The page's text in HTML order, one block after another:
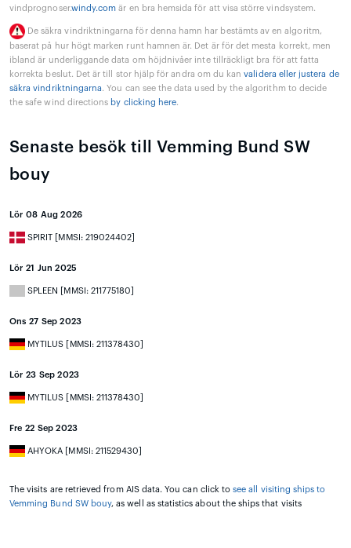
vindprognoser.windy.com är en bra hemsida för att visa större vindsystem.
De säkra vindriktningarna för denna hamn har bestämts av en algoritm,
baserat på hur högt marken runt hamnen är. Det är för det mesta korrekt, men
ibland är underliggande data om höjdnivåer inte tillräckligt bra för att fatta
korrekta beslut. Det är till stor hjälp för andra om du kanvalidera eller justera de
säkra vindriktningarna. You can see the data used by the algorithm to decide
the safe wind directions by clicking here.
Senaste besök till Vemming Bund SW
bouy
Lör 08 Aug 2026
SPIRIT [MMSI: 219024402]
Lör 21 Jun 2025
SPLEEN [MMSI: 211775180]
Ons 27 Sep 2023
MYTILUS [MMSI: 211378430]
Lör 23 Sep 2023
MYTILUS [MMSI: 211378430]
Fre 22 Sep 2023
AHYOKA [MMSI: 211529430]
The visits are retrieved from AIS data. You can click tosee all visiting ships to
Vemming Bund SW bouy, as well as statistics about the ships that visits